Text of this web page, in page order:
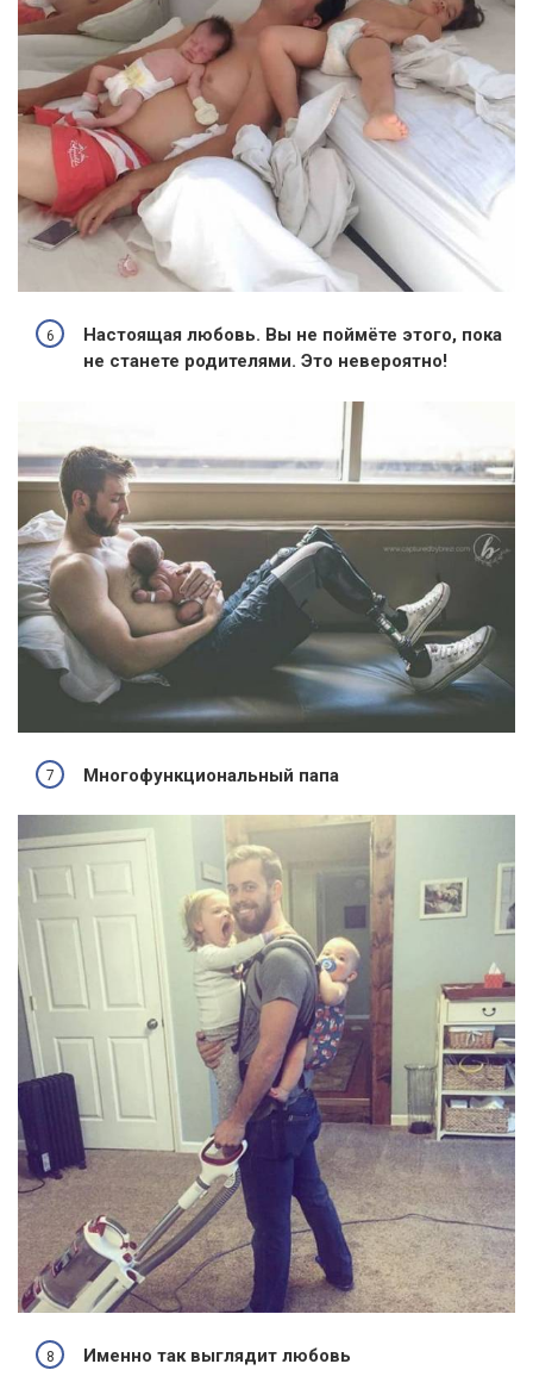
Настоящая любовь. Вы не поймёте этого, пока
не станете родителями. Это невероятно!
Многофункциональный папа
Именно так выглядит любовь